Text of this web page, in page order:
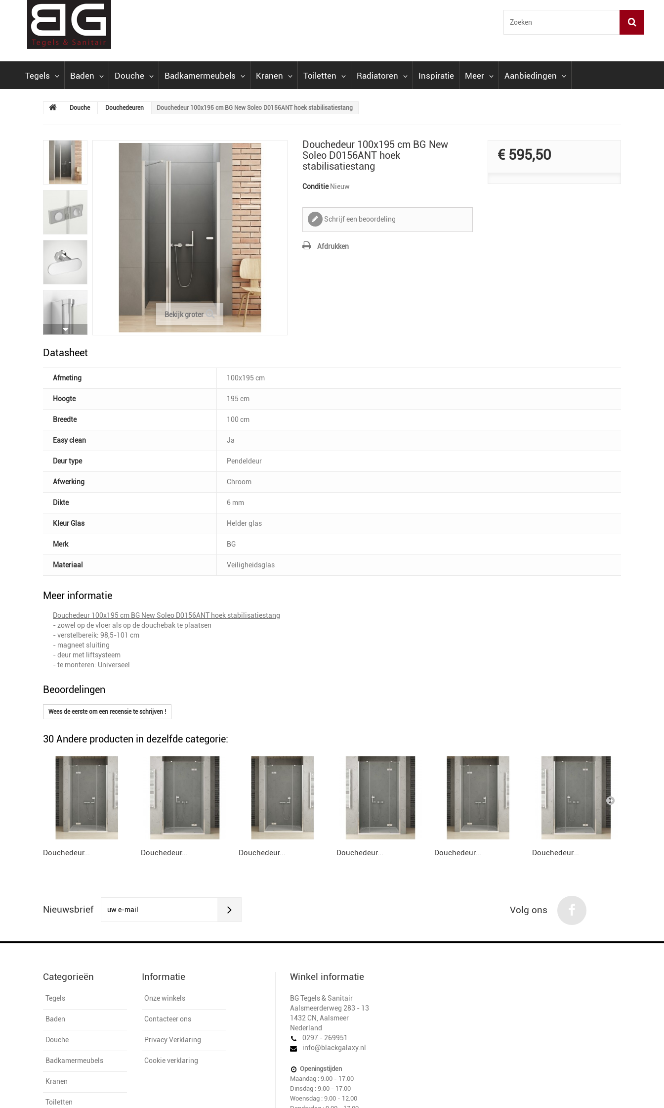
Tegels Baden Douche Badkamermeubels Kranen Toiletten Radiatoren Inspiratie Meer Aanbiedingen
Douche Douchedeuren Douchedeur 100x195 cm BG New Soleo D0156ANT hoek stabilisatiestang
Bekijk groter
Douchedeur 100x195 cm BG New
Soleo D0156ANT hoek
stabilisatiestang
Conditie Nieuw
Schrijf een beoordeling
Afdrukken
€ 595,50
Datasheet
Afmeting 100x195 cm
Hoogte 195 cm
Breedte 100 cm
Easy clean Ja
Deur type Pendeldeur
Afwerking Chroom
Dikte 6 mm
Kleur Glas Helder glas
Merk BG
Materiaal Veiligheidsglas
Meer informatie
Douchedeur 100x195 cm BG New Soleo D0156ANT hoek stabilisatiestang
- zowel op de vloer als op de douchebak te plaatsen
- verstelbereik: 98,5-101 cm
- magneet sluiting
- deur met liftsysteem
- te monteren: Universeel
Beoordelingen
Wees de eerste om een recensie te schrijven !
30 Andere producten in dezelfde categorie:
Douchedeur... Douchedeur... Douchedeur... Douchedeur... Douchedeur... Douchedeur...
Nieuwsbrief Volg ons
Categorieën
Tegels
Baden
Douche
Badkamermeubels
Kranen
Toiletten
Informatie
Onze winkels
Contacteer ons
Privacy Verklaring
Cookie verklaring
Winkel informatie
BG Tegels & Sanitair
Aalsmeerderweg 283 - 13
1432 CN Aalsmeer
Nederland
0297 - 269951
info@blackgalaxy.nl
Openingstijden
Maandag : 9.00 - 17.00
Dinsdag : 9.00 - 17.00
Woensdag : 9.00 - 12.00